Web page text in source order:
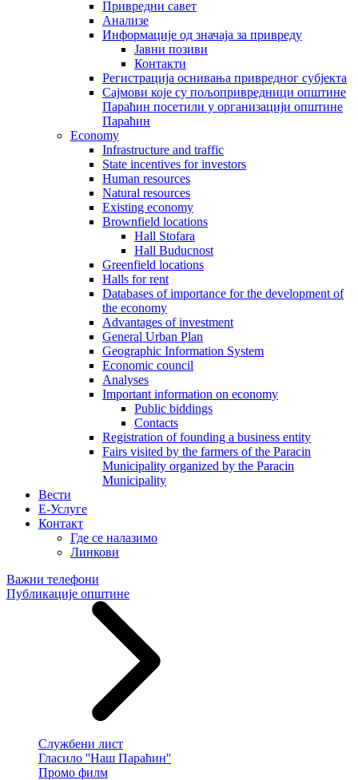
Привредни савет
Aнализе
Информације од значаја за привреду
Јавни позиви
Контакти
Регистрација оснивања привредног субјекта
Сајмови које су пољопривредници општине
Параћин посетили у организацији општине
Параћин
Economy
Infrastructure and traffic
State incentives for investors
Human resources
Natural resources
Existing economy
Brownfield locations
Hall Stofara
Hall Buducnost
Greenfield locations
Halls for rent
Databases of importance for the development of
the economy
Advantages of investment
General Urban Plan
Geographic Information System
Еconomic council
Analyses
Important information on economy
Public biddings
Contacts
Registration of founding a business entity
Fairs visited by the farmers of the Paracin
Municipality organized by the Paracin
Municipality
Вести
E-Услуге
Контакт
Где се налазимо
Линкови
Важни телефони
Публикације општине
Службени лист
Гласило ''Наш Параћин''
Промо филм